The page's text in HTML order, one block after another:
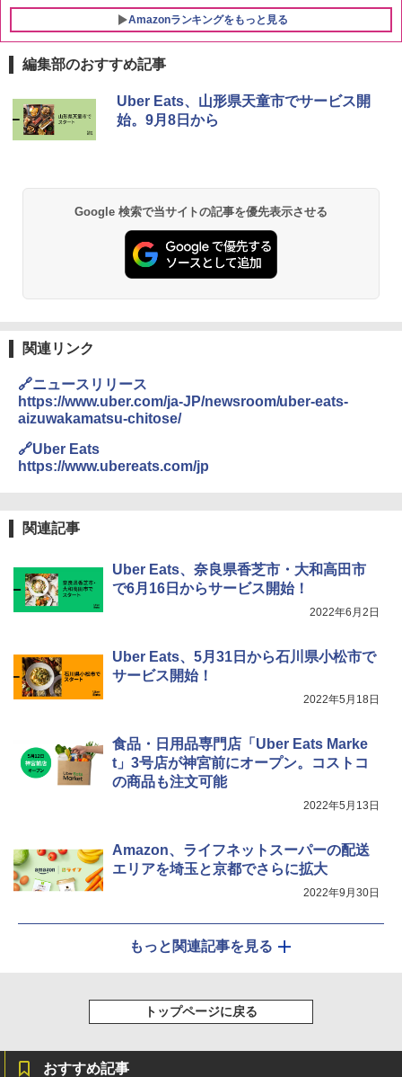
Amazonランキングをもっと見る
1
[山善] スチームオーブンレンジ 25L 一人
暮らし 二人暮らし フラットテーブル ス
チーム調理 自動メニュー19種搭載 角皿
シャープ 過熱水蒸気 オーブンレンジ 26
L コンベクション 2段調理 ホワイト RE-
SS26B-W
人暮らし フラットテーブル グレー YRZ-
WF150TV(H) + 炊飯器 5.5合 マイコン式
￥34,280
4
0℃ 1段調理 フラットテーブル 電子レン
ジ 赤外線センサー ノンフライ調理 簡単
お手入れ 小型 新生活 一人暮らし 二人暮
シャープ ウォーターオーブン ヘルシオ
クション トースト機能
￥44,800
編集部のおすすめ記事
Uber Eats、山形県天童市でサービス開
始。9月8日から
Google 検索で当サイトの記事を優先表示させる
関連リンク
🔗ニュースリリース
https://www.uber.com/ja-JP/newsroom/uber-eats-
aizuwakamatsu-chitose/
🔗Uber Eats
https://www.ubereats.com/jp
関連記事
Uber Eats、奈良県香芝市・大和高田市
で6月16日からサービス開始！
2022年6月2日
Uber Eats、5月31日から石川県小松市で
サービス開始！
2022年5月18日
食品・日用品専門店「Uber Eats Marke
t」3号店が神宮前にオープン。コストコ
の商品も注文可能
2022年5月13日
Amazon、ライフネットスーパーの配送
エリアを埼玉と京都でさらに拡大
2022年9月30日
もっと関連記事を見る
トップページに戻る
おすすめ記事